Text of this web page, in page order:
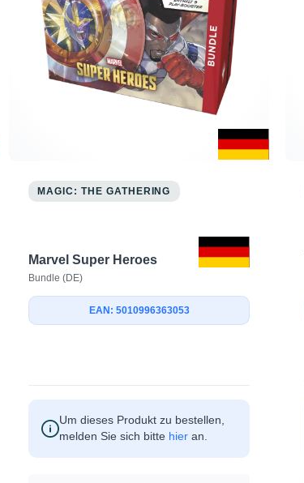
MAGIC: THE GATHERING
Marvel Super Heroes
Bundle (DE)
EAN: 5010996363053
Um dieses Produkt zu bestellen,
melden Sie sich bitte hier an.